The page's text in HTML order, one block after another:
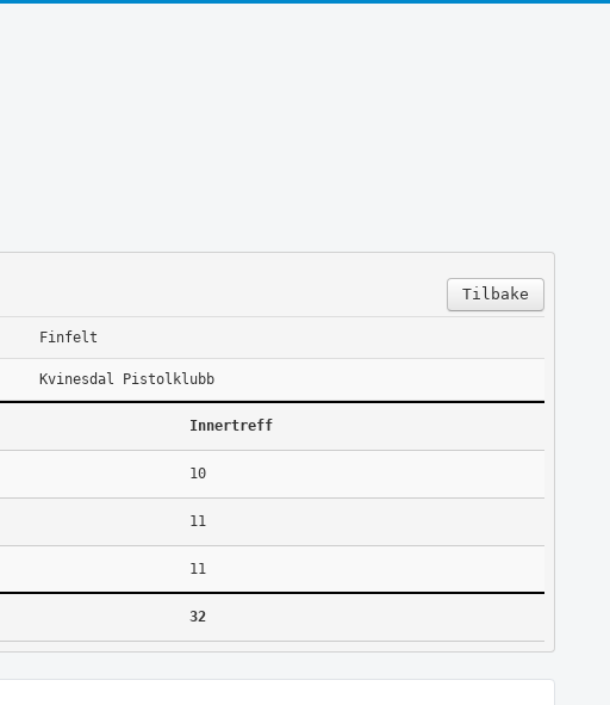
Tilbake
Finfelt
Kvinesdal Pistolklubb
Innertreff
10
11
11
32